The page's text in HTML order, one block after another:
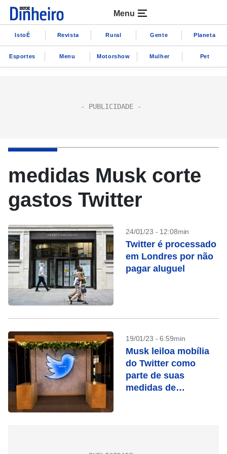
Menu
IstoÉ Revista Rural Gente Planeta
Esportes Menu Motorshow Mulher Pet
medidas Musk corte
gastos Twitter
24/01/23 - 12:08min
Twitter é processado
em Londres por não
pagar aluguel
19/01/23 - 6:59min
Musk leiloa mobília
do Twitter como
parte de suas
medidas de